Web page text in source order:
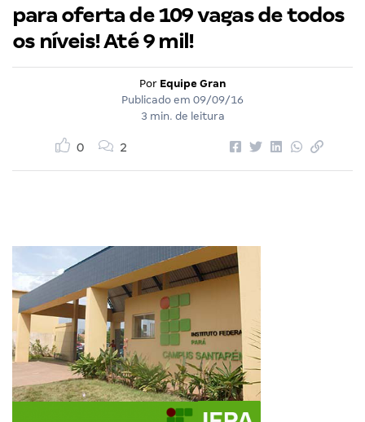
para oferta de 109 vagas de todos
os níveis! Até 9 mil!
Por Equipe Gran
Publicado em 09/09/16
3 min. de leitura
0 2